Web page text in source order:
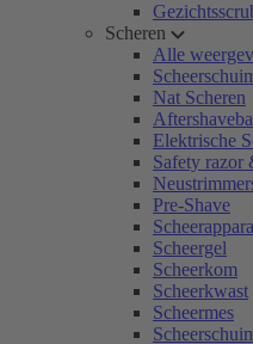
Scheren
Alle
Nat Scheren
Elektrische
Safety razor
Pre-Shave
Scheergel
Scheerkom
Scheerkwast
Scheermes